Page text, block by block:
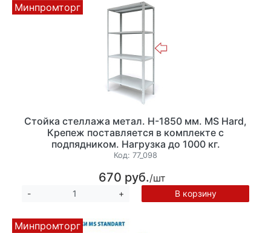
Минпромторг
Стойка стеллажа метал. Н-1850 мм. MS Hard,
Крепеж поставляется в комплекте с
подпядником. Нагрузка до 1000 кг.
Код: 77_098
670 руб./шт
- + В корзину
Минпромторг